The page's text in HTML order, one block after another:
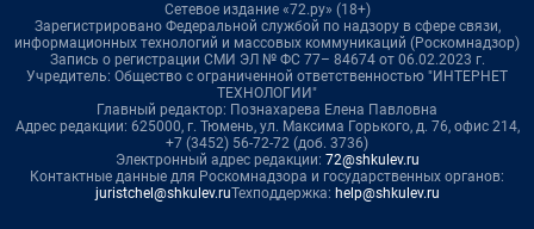
Сетевое издание «72.ру» (18+)
Зарегистрировано Федеральной службой по надзору в сфере связи,
информационных технологий и массовых коммуникаций (Роскомнадзор)
Запись о регистрации СМИ ЭЛ № ФС 77– 84674 от 06.02.2023 г.
Учредитель: Общество с ограниченной ответственностью "ИНТЕРНЕТ
ТЕХНОЛОГИИ"
Главный редактор: Познахарева Елена Павловна
Адрес редакции: 625000, г. Тюмень, ул. Максима Горького, д. 76, офис 214,
+7 (3452) 56-72-72 (доб. 3736)
Электронный адрес редакции: 72@shkulev.ru
Контактные данные для Роскомнадзора и государственных органов:
juristchel@shkulev.ruТехподдержка: help@shkulev.ru